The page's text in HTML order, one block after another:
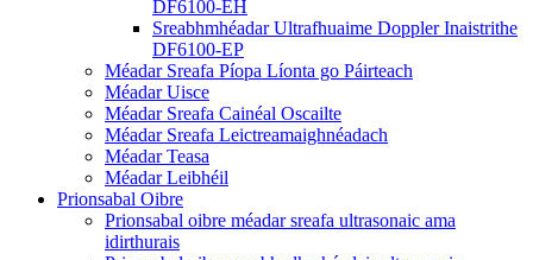
DF6100-EH
Sreabhmhéadar Ultrafhuaime Doppler Inaistrithe
DF6100-EP
Méadar Sreafa Píopa Líonta go Páirteach
Méadar Uisce
Méadar Sreafa Cainéal Oscailte
Méadar Sreafa Leictreamaighnéadach
Méadar Teasa
Méadar Leibhéil
Prionsabal Oibre
Prionsabal oibre méadar sreafa ultrasonaic ama
idirthurais